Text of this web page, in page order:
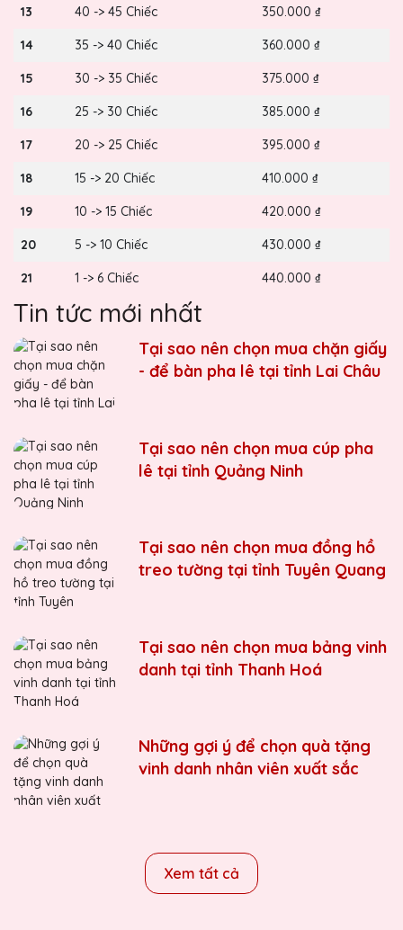
13 40 -> 45 Chiếc 350.000 ₫
14 35 -> 40 Chiếc 360.000 ₫
15 30 -> 35 Chiếc 375.000 ₫
16 25 -> 30 Chiếc 385.000 ₫
17 20 -> 25 Chiếc 395.000 ₫
18 15 -> 20 Chiếc 410.000 ₫
19 10 -> 15 Chiếc 420.000 ₫
20 5 -> 10 Chiếc 430.000 ₫
21 1 -> 6 Chiếc 440.000 ₫
Tin tức mới nhất
Tại sao nên chọn mua chặn giấy
- để bàn pha lê tại tỉnh Lai Châu
Tại sao nên chọn mua cúp pha
lê tại tỉnh Quảng Ninh
Tại sao nên chọn mua đồng hồ
treo tường tại tỉnh Tuyên Quang
Tại sao nên chọn mua bảng vinh
danh tại tỉnh Thanh Hoá
Những gợi ý để chọn quà tặng
vinh danh nhân viên xuất sắc
Xem tất cả